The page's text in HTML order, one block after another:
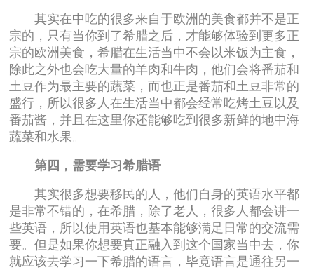
其实在中吃的很多来自于欧洲的美食都并不是正
宗的，只有当你到了希腊之后，才能够体验到更多正
宗的欧洲美食，希腊在生活当中不会以米饭为主食，
除此之外也会吃大量的羊肉和牛肉，他们会将番茄和
土豆作为最主要的蔬菜，而也正是番茄和土豆非常的
盛行，所以很多人在生活当中都会经常吃烤土豆以及
番茄酱，并且在这里你还能够吃到很多新鲜的地中海
蔬菜和水果。
第四，需要学习希腊语
其实很多想要移民的人，他们自身的英语水平都
是非常不错的，在希腊，除了老人，很多人都会讲一
些英语，所以使用英语也基本能够满足日常的交流需
要。但是如果你想要真正融入到这个国家当中去，你
就应该去学习一下希腊的语言，毕竟语言是通往另一